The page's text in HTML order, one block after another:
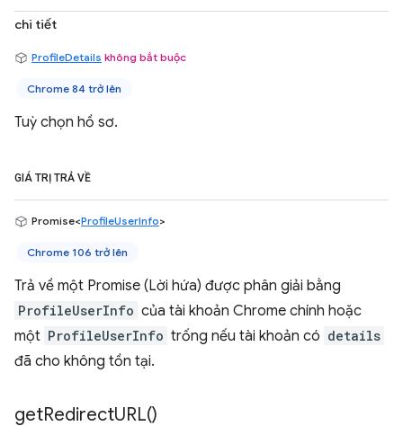
chi tiết
ProfileDetails không bắt buộc
Chrome 84 trở lên
Tuỳ chọn hồ sơ.
GIÁ TRỊ TRẢ VỀ
Promise<ProfileUserInfo>
Chrome 106 trở lên
Trả về một Promise (Lời hứa) được phân giải bằng
ProfileUserInfo của tài khoản Chrome chính hoặc
một ProfileUserInfo trống nếu tài khoản có details
đã cho không tồn tại.
getRedirectURL()